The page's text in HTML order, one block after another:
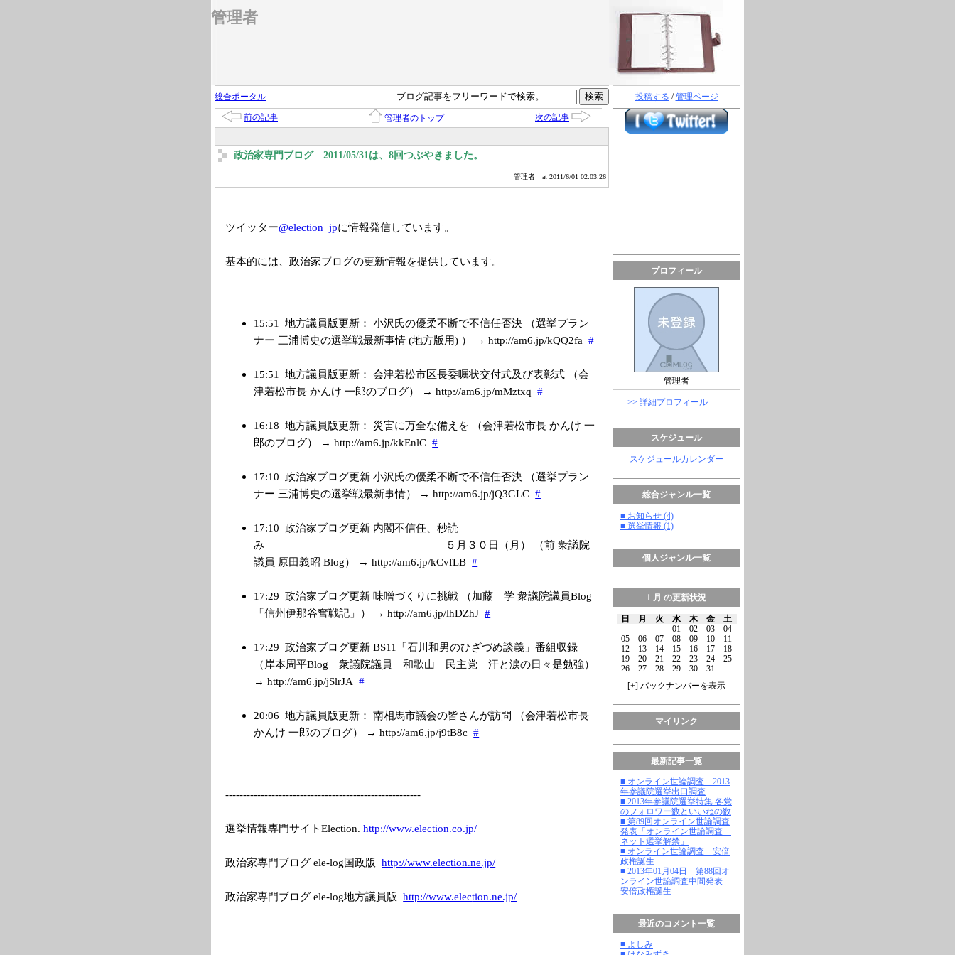
管理者
投稿する /管理ページ
プロフィール
管理者
>> 詳細プロフィール
スケジュール
スケジュールカレンダー
総合ジャンル一覧
■ お知らせ (4)
■ 選挙情報 (1)
個人ジャンル一覧
1 月 の更新状況
日 月 火 水 木 金
土
01
02 03
04
05
06 07 08 09 10
11
12
13 14 15 16 17
18
19
20 21 22 23 24
25
26
27 28 29 30
31
[+] バックナンバーを表示
マイリンク
最新記事一覧
■ オンライン世論調査 2013
年参議院選挙出口調査
■ 2013年参議院選挙特集 各党
のフォロワー数といいねの数
■ 第89回オンライン世論調査
発表「オンライン世論調査
ネット選挙解禁」
■ オンライン世論調査 安倍
政権誕生
■ 2013年01月04日 第88回オ
ンライン世論調査中間発表
安倍政権誕生
最近のコメント一覧
■ よしみ
総合ポータル
前の記事 管理者のトップ 次の記事
政治家専門ブログ 2011/05/31は、8回つぶやきました。
管理者 at 2011/6/01 02:03:26
ツイッター@election_jpに情報発信しています。
基本的には、政治家ブログの更新情報を提供しています。
15:51
地方議員版更新： 小沢氏の優柔不断で不信任否決 （選挙プラン
ナー 三浦博史の選挙戦最新事情 (地方版用) ） → http://am6.jp/kQQ2fa #
15:51
地方議員版更新： 会津若松市区長委嘱状交付式及び表彰式 （会
津若松市長 かんけ 一郎のブログ） → http://am6.jp/mMztxq #
16:18 地方議員版更新： 災害に万全な備えを （会津若松市長 かんけ 一
郎のブログ） → http://am6.jp/kkEnlC #
17:10 政治家ブログ更新 小沢氏の優柔不断で不信任否決 （選挙プラン
ナー 三浦博史の選挙戦最新事情） → http://am6.jp/jQ3GLC #
17:10 政治家ブログ更新 内閣不信任、秒読
み ５月３０日（月） （前 衆議院
議員 原田義昭 Blog） → http://am6.jp/kCvfLB #
17:29 政治家ブログ更新 味噌づくりに挑戦 （加藤 学 衆議院議員Blog
「信州伊那谷奮戦記」） → http://am6.jp/lhDZhJ #
17:29 政治家ブログ更新 BS11「石川和男のひざづめ談義」番組収録
（岸本周平Blog 衆議院議員 和歌山 民主党 汗と涙の日々是勉強）
→ http://am6.jp/jSlrJA #
20:06 地方議員版更新： 南相馬市議会の皆さんが訪問 （会津若松市長
かんけ 一郎のブログ） → http://am6.jp/j9tB8c #
-------------------------------------------------------
選挙情報専門サイトElection.http://www.election.co.jp/
政治家専門ブログ ele-log国政版http://www.election.ne.jp/
政治家専門ブログ ele-log地方議員版http://www.election.ne.jp/